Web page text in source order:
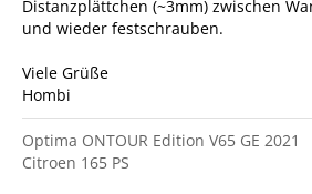
Distanzplättchen (~3mm) zwischen
und wieder festschrauben.
Viele Grüße
Hombi
Optima ONTOUR Edition V65 GE 2021
Citroen 165 PS